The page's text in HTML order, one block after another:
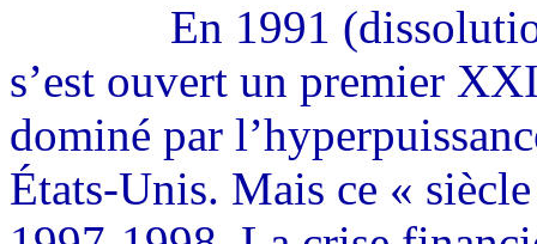
En 1991
s’est ouvert un premier
dominé par
États-Unis. Mais ce «